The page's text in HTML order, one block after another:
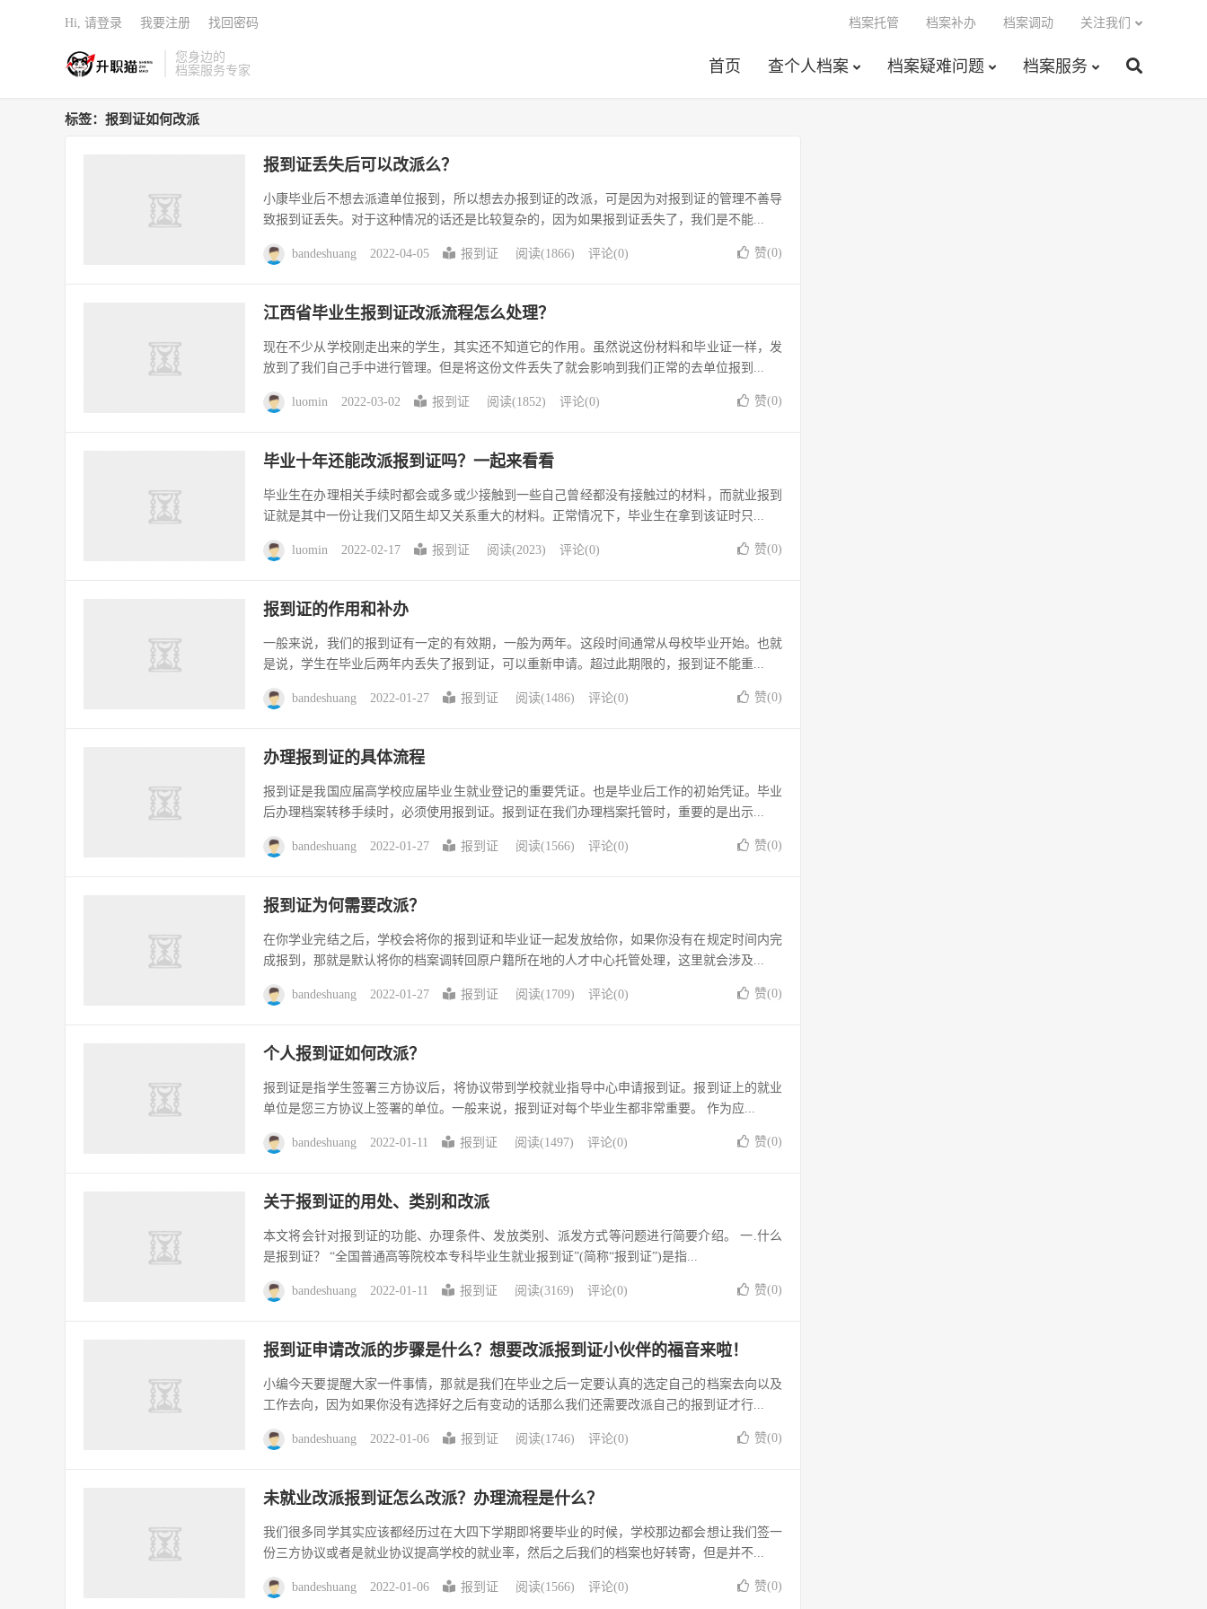
您身边的
档案服务专家
首页 查个人档案 档案疑难问题 档案服务
档案托管 档案补办 档案调动 关注我们
Hi, 请登录 我要注册 找回密码
标签：报到证如何改派
报到证丢失后可以改派么？
小康毕业后不想去派遣单位报到，所以想去办报到证的改派，可是因为对报到证的管理不善导
致报到证丢失。对于这种情况的话还是比较复杂的，因为如果报到证丢失了，我们是不能...
bandeshuang 2022-04-05 报到证 阅读(1866) 评论(0) 赞(0)
江西省毕业生报到证改派流程怎么处理？
现在不少从学校刚走出来的学生，其实还不知道它的作用。虽然说这份材料和毕业证一样，发
放到了我们自己手中进行管理。但是将这份文件丢失了就会影响到我们正常的去单位报到...
luomin 2022-03-02 报到证 阅读(1852) 评论(0) 赞(0)
毕业十年还能改派报到证吗？一起来看看
毕业生在办理相关手续时都会或多或少接触到一些自己曾经都没有接触过的材料，而就业报到
证就是其中一份让我们又陌生却又关系重大的材料。正常情况下，毕业生在拿到该证时只...
luomin 2022-02-17 报到证 阅读(2023) 评论(0) 赞(0)
报到证的作用和补办
一般来说，我们的报到证有一定的有效期，一般为两年。这段时间通常从母校毕业开始。也就
是说，学生在毕业后两年内丢失了报到证，可以重新申请。超过此期限的，报到证不能重...
bandeshuang 2022-01-27 报到证 阅读(1486) 评论(0) 赞(0)
办理报到证的具体流程
报到证是我国应届高学校应届毕业生就业登记的重要凭证。也是毕业后工作的初始凭证。毕业
后办理档案转移手续时，必须使用报到证。报到证在我们办理档案托管时，重要的是出示...
bandeshuang 2022-01-27 报到证 阅读(1566) 评论(0) 赞(0)
报到证为何需要改派？
在你学业完结之后，学校会将你的报到证和毕业证一起发放给你，如果你没有在规定时间内完
成报到，那就是默认将你的档案调转回原户籍所在地的人才中心托管处理，这里就会涉及...
bandeshuang 2022-01-27 报到证 阅读(1709) 评论(0) 赞(0)
个人报到证如何改派？
报到证是指学生签署三方协议后，将协议带到学校就业指导中心申请报到证。报到证上的就业
单位是您三方协议上签署的单位。一般来说，报到证对每个毕业生都非常重要。 作为应...
bandeshuang 2022-01-11 报到证 阅读(1497) 评论(0) 赞(0)
关于报到证的用处、类别和改派
本文将会针对报到证的功能、办理条件、发放类别、派发方式等问题进行简要介绍。 一.什么
是报到证？ “全国普通高等院校本专科毕业生就业报到证”(简称“报到证”)是指...
bandeshuang 2022-01-11 报到证 阅读(3169) 评论(0) 赞(0)
报到证申请改派的步骤是什么？想要改派报到证小伙伴的福音来啦！
小编今天要提醒大家一件事情，那就是我们在毕业之后一定要认真的选定自己的档案去向以及
工作去向，因为如果你没有选择好之后有变动的话那么我们还需要改派自己的报到证才行...
bandeshuang 2022-01-06 报到证 阅读(1746) 评论(0) 赞(0)
未就业改派报到证怎么改派？办理流程是什么？
我们很多同学其实应该都经历过在大四下学期即将要毕业的时候，学校那边都会想让我们签一
份三方协议或者是就业协议提高学校的就业率，然后之后我们的档案也好转寄，但是并不...
bandeshuang 2022-01-06 报到证 阅读(1566) 评论(0) 赞(0)